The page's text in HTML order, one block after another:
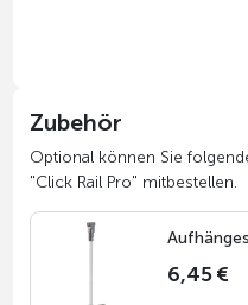
Zubehör
Optional können Sie
"Click Rail Pro" mitbestellen.
6,45 €